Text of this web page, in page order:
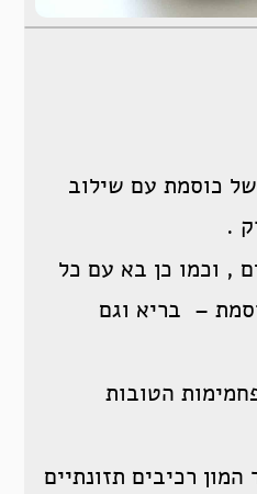
כוסמת עם שילוב
.
, וכמו כן בא עם כל
– בריא וגם
הטובות
רכיבים תזונתיים